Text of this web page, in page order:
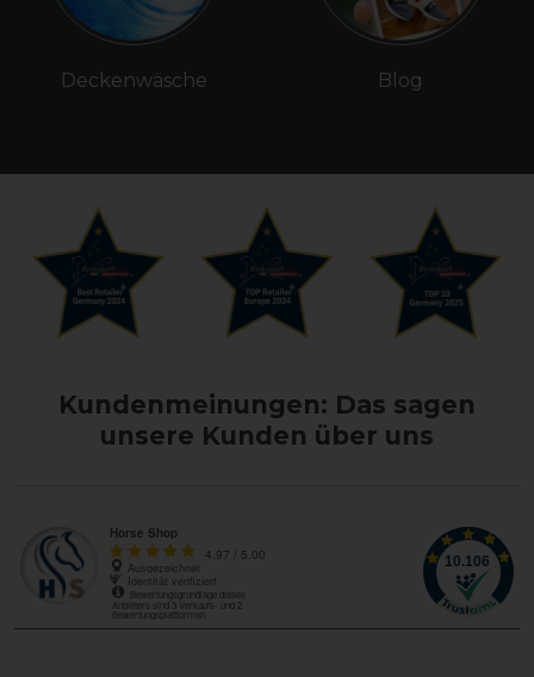
Deckenwäsche Blog
Kundenmeinungen: Das sagen
unsere Kunden über uns